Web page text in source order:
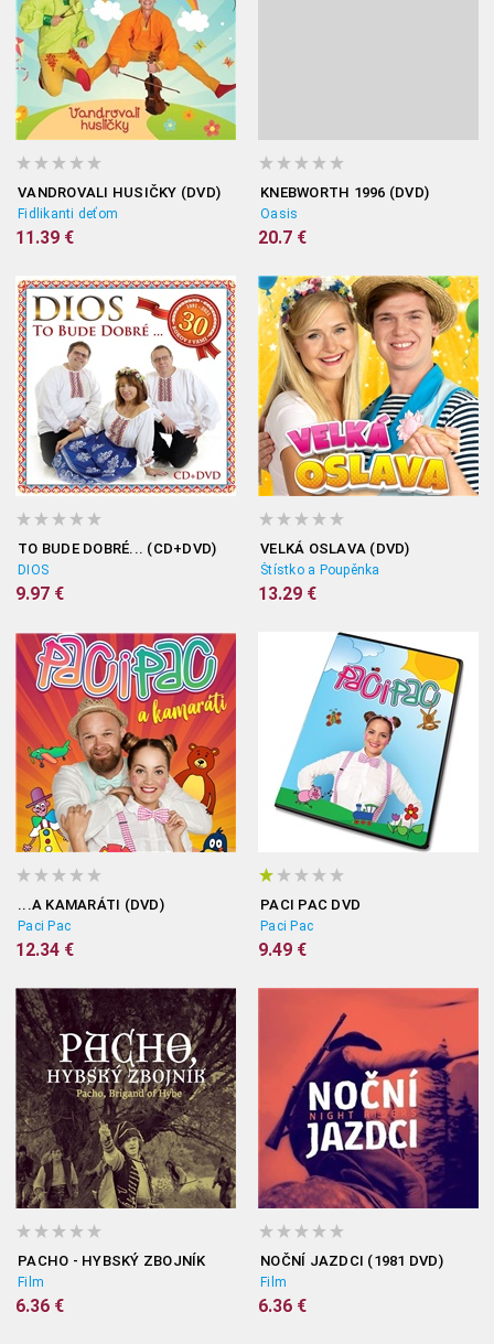
VANDROVALI HUSIČKY (DVD)
Fidlikanti deťom
11.39 €
KNEBWORTH 1996 (DVD)
Oasis
20.7 €
TO BUDE DOBRÉ... (CD+DVD)
DIOS
9.97 €
VELKÁ OSLAVA (DVD)
Štístko a Poupěnka
13.29 €
...A KAMARÁTI (DVD)
Paci Pac
12.34 €
PACI PAC DVD
Paci Pac
9.49 €
PACHO - HYBSKÝ ZBOJNÍK
Film
6.36 €
NOČNÍ JAZDCI (1981 DVD)
Film
6.36 €